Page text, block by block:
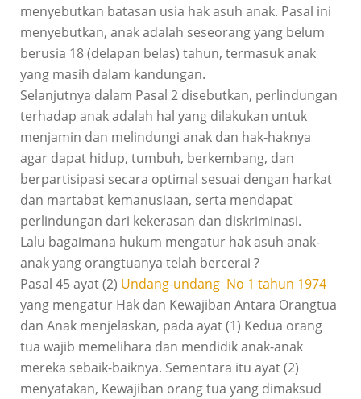
menyebutkan batasan usia hak asuh anak. Pasal ini
menyebutkan, anak adalah seseorang yang belum
berusia 18 (delapan belas) tahun, termasuk anak
yang masih dalam kandungan.
Selanjutnya dalam Pasal 2 disebutkan, perlindungan
terhadap anak adalah hal yang dilakukan untuk
menjamin dan melindungi anak dan hak-haknya
agar dapat hidup, tumbuh, berkembang, dan
berpartisipasi secara optimal sesuai dengan harkat
dan martabat kemanusiaan, serta mendapat
perlindungan dari kekerasan dan diskriminasi.
Lalu bagaimana hukum mengatur hak asuh anak-
anak yang orangtuanya telah bercerai ?
Pasal 45 ayat (2) Undang-undang No 1 tahun 1974
yang mengatur Hak dan Kewajiban Antara Orangtua
dan Anak menjelaskan, pada ayat (1) Kedua orang
tua wajib memelihara dan mendidik anak-anak
mereka sebaik-baiknya. Sementara itu ayat (2)
menyatakan, Kewajiban orang tua yang dimaksud